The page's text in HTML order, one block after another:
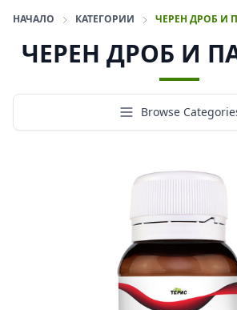
НАЧАЛО КАТЕГОРИИ ЧЕРЕН ДРОБ И
ЧЕРЕН ДРОБ И
Browse